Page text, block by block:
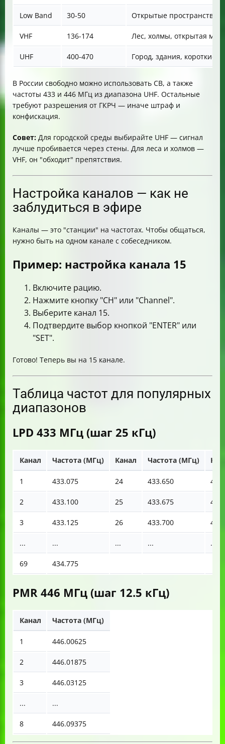
Low Band 30-50 Открытые пространства,
VHF 136-174 Лес, холмы, открытая
UHF 400-470 Город, здания, короткие
В России свободно можно использовать CB, а также
частоты 433 и 446 МГц из диапазона UHF. Остальные
требуют разрешения от ГКРЧ — иначе штраф и
конфискация.
Совет: Для городской среды выбирайте UHF — сигнал
лучше пробивается через стены. Для леса и холмов —
VHF, он "обходит" препятствия.
Настройка каналов — как не
заблудиться в эфире
Каналы — это "станции" на частотах. Чтобы общаться,
нужно быть на одном канале с собеседником.
Пример: настройка канала 15
Включите рацию.
Нажмите кнопку "CH" или "Channel".
Выберите канал 15.
Подтвердите выбор кнопкой "ENTER" или
"SET".
Готово! Теперь вы на 15 канале.
Таблица частот для популярных
диапазонов
LPD 433 МГц (шаг 25 кГц)
Канал Частота (МГц) Канал Частота (МГц)
1 433.075 24 433.650 47
2 433.100 25 433.675 48
3 433.125 26 433.700 49
... ... ... ... ...
69 434.775
PMR 446 МГц (шаг 12.5 кГц)
Канал Частота (МГц)
1 446.00625
2 446.01875
3 446.03125
... ...
8 446.09375